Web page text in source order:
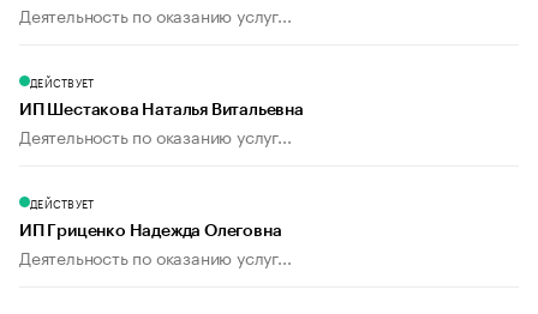
Деятельность по оказанию услуг...
ДЕЙСТВУЕТ
ИП Шестакова Наталья Витальевна
Деятельность по оказанию услуг...
ДЕЙСТВУЕТ
ИП Гриценко Надежда Олеговна
Деятельность по оказанию услуг...